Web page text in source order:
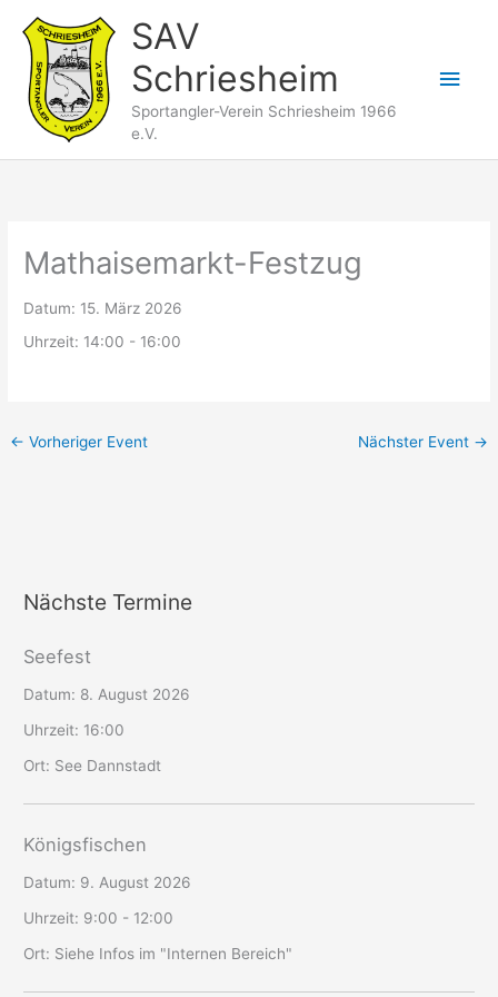
Inhalt
springen
SAV
Schriesheim
Sportangler-Verein Schriesheim 1966
e.V.
Mathaisemarkt-Festzug
Datum: 15. März 2026
Uhrzeit: 14:00 - 16:00
← Vorheriger Event Nächster Event →
Nächste Termine
Seefest
Datum: 8. August 2026
Uhrzeit: 16:00
Ort: See Dannstadt
Königsfischen
Datum: 9. August 2026
Uhrzeit: 9:00 - 12:00
Ort: Siehe Infos im "Internen Bereich"